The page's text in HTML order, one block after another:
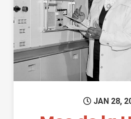
JAN 28,